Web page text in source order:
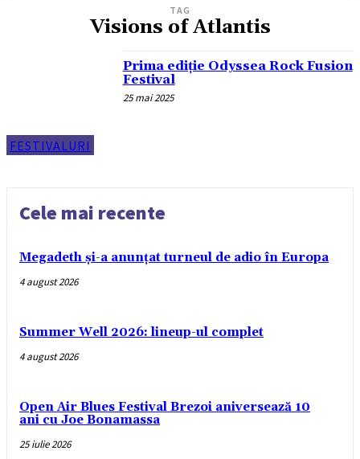
TAG
Visions of Atlantis
FESTIVALURI
Prima ediție Odyssea Rock Fusion
Festival
25 mai 2025
Cele mai recente
Megadeth și-a anunțat turneul de adio în Europa
4 august 2026
Summer Well 2026: lineup-ul complet
4 august 2026
Open Air Blues Festival Brezoi aniversează 10
ani cu Joe Bonamassa
25 iulie 2026